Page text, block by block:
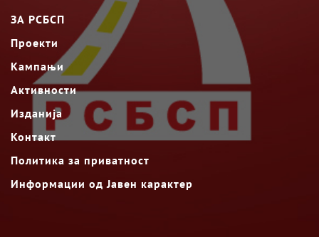
ЗА РСБСП
Проекти
Кампањи
Активности
Изданија
Контакт
Политика за приватност
Информации од Јавен карактер